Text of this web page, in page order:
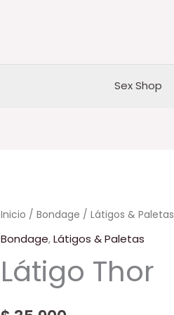
Sex Shop
Inicio / Bondage / Látigos & Paletas
Bondage,Látigos & Paletas
Látigo Thor
Látigo
Thor